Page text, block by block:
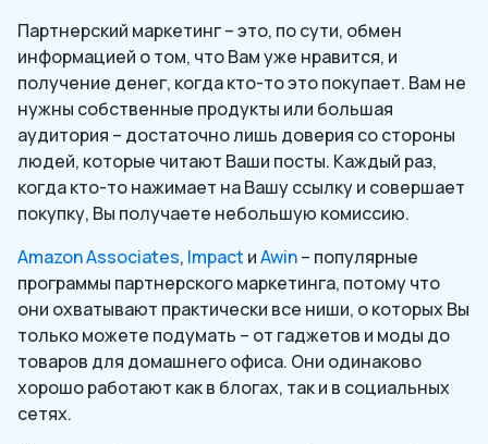
Партнерский маркетинг – это, по сути, обмен
информацией о том, что Вам уже нравится, и
получение денег, когда кто-то это покупает. Вам не
нужны собственные продукты или большая
аудитория – достаточно лишь доверия со стороны
людей, которые читают Ваши посты. Каждый раз,
когда кто-то нажимает на Вашу ссылку и совершает
покупку, Вы получаете небольшую комиссию.
Amazon Associates, Impact иAwin– популярные
программы партнерского маркетинга, потому что
они охватывают практически все ниши, о которых Вы
только можете подумать – от гаджетов и моды до
товаров для домашнего офиса. Они одинаково
хорошо работают как в блогах, так и в социальных
сетях.